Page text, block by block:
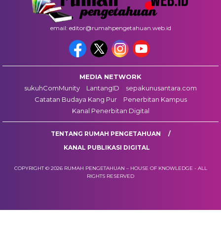
email: editor@rumahpengetahuan.web.id
MEDIA NETWORK
sukuhComMunity
LantangID
sepakunusantara.com
Catatan Budaya Kang Pur
Penerbitan Kampus
Kanal Penerbitan Digital
TENTANG RUMAH PENGETAHUAN
KANAL PUBLIKASI DIGITAL
COPYRIGHT © 2026 RUMAH PENGETAHUAN – HOUSE OF KNOWLEDGE - ALL
RIGHTS RESERVED